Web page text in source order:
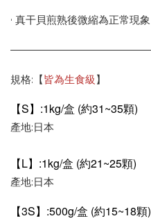
• 真干貝煎熟後微縮為正常現象
規格:【皆為生食級】
【S】:1kg/盒 (約31~35顆)
產地:日本
【L】:1kg/盒 (約21~25顆)
產地:日本
【3S】:500g/盒 (約15~18顆)